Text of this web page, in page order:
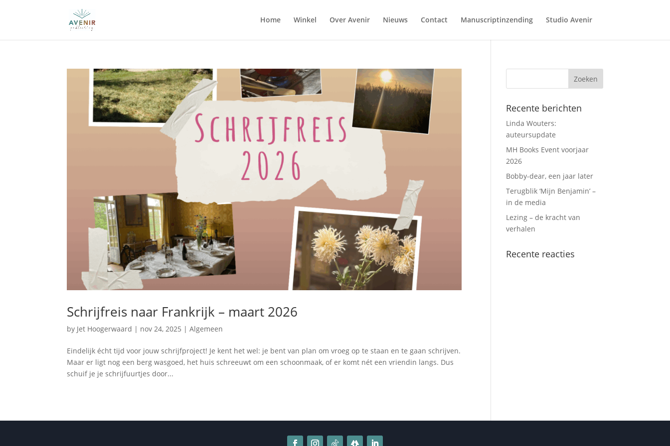
Home Winkel Over Avenir Nieuws Contact Manuscriptinzending Studio Avenir
Schrijfreis naar Frankrijk – maart 2026
by Jet Hoogerwaard | nov 24, 2025 |Algemeen
Eindelijk écht tijd voor jouw schrijfproject! Je kent het wel: je bent van plan om vroeg op te staan en te gaan schrijven.
Maar er ligt nog een berg wasgoed, het huis schreeuwt om een schoonmaak, of er komt nét een vriendin langs. Dus
schuif je je schrijfuurtjes door...
Recente berichten
Linda Wouters:
auteursupdate
MH Books Event voorjaar
2026
Bobby-dear, een jaar later
Terugblik ‘Mijn Benjamin’ –
in de media
Lezing – de kracht van
verhalen
Recente reacties